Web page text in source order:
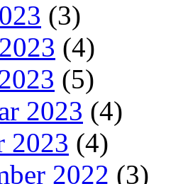
(3)
(4)
(5)
2023 (4)
2023 (4)
2022 (3)